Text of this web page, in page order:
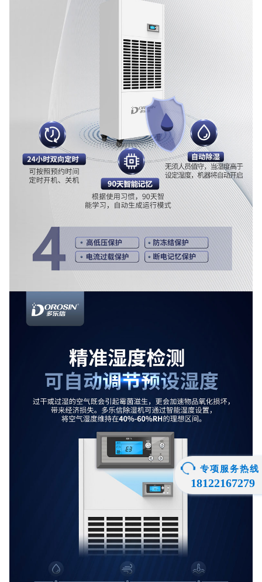
专项服务热线
18122167279